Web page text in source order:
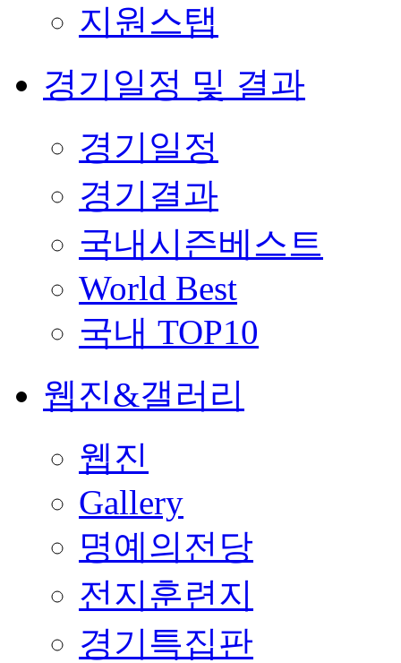
지원스탭
경기일정 및 결과
경기일정
경기결과
국내시즌베스트
World Best
국내 TOP10
웹진&갤러리
웹진
Gallery
명예의전당
전지훈련지
경기특집판